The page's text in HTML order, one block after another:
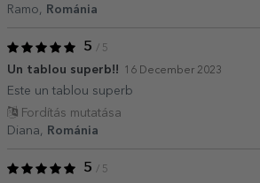
Ramo,
Románia
5 / 5
Un tablou superb!! 16 December 2023
Este un tablou superb
Fordítás mutatása
Diana,
Románia
5 / 5